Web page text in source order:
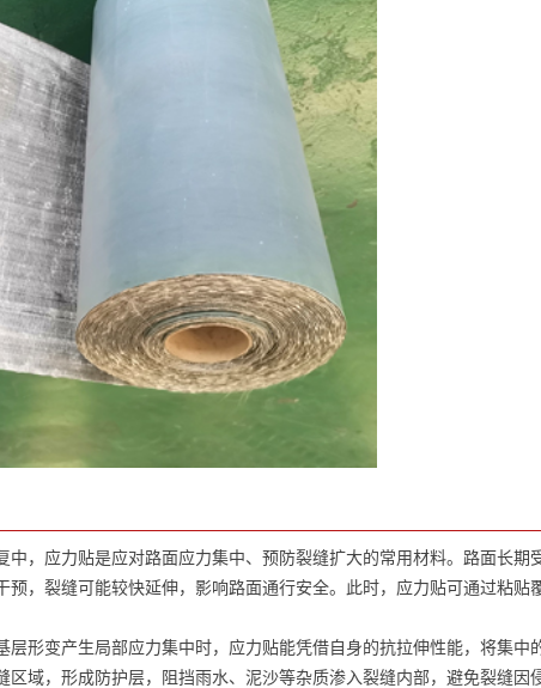
应力贴是应对路面应力集中、预防裂缝扩大的常用材料。路面长期
，裂缝可能较快延伸，影响路面通行安全。此时，应力贴可通过粘贴
变产生局部应力集中时，应力贴能凭借自身的抗拉伸性能，将集中
域，形成防护层，阻挡雨水、泥沙等杂质渗入裂缝内部，避免裂缝因